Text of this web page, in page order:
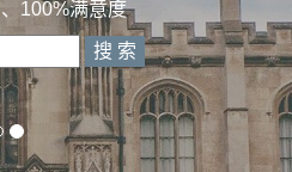
拿大、美国驾照